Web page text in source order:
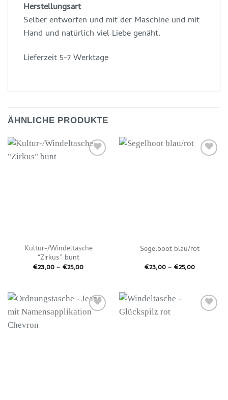
Herstellungsart
Selber entworfen und mit der Maschine und mit
Hand und natürlich viel Liebe genäht.
Lieferzeit 5-7 Werktage
ÄHNLICHE PRODUKTE
Kultur-/Windeltasche
“Zirkus” bunt
€23,00– €25,00Preisspanne:
Segelboot blau/rot
€23,00– €25,00